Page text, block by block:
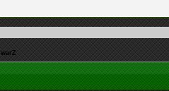
warZ